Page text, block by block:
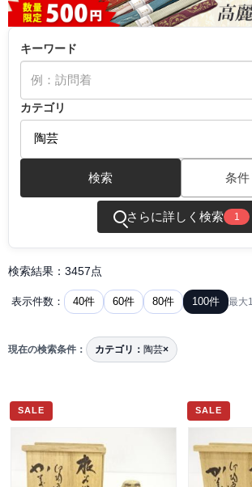
キーワード
カテゴリ
検索 条件
さらに詳しく検索 1
検索結果：3457点
表示件数： 40件 60件 80件 100件 最大
現在の検索条件： カテゴリ： 陶芸×
SALE SALE